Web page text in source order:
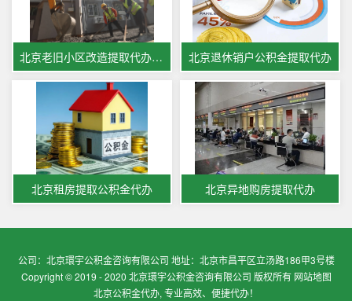
北京老旧小区改造提取代办公积金 北京退休销户公积金提取代办
北京租房提取公积金代办 北京异地购房提取代办
公司：北京環宇公积金咨询有限公司 地址：北京市昌平区立汤路186甲3号楼
Copyright © 2019 - 2020 北京環宇公积金咨询有限公司 版权所有 网站地图
北京公积金代办, 专业高效、便捷代办！